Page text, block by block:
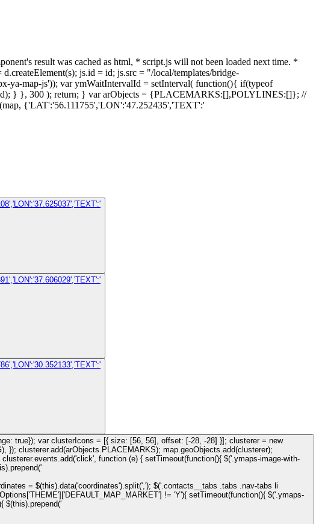
result was cached as html, * script.js will not been loaded next time. *
js.id = id; js.src = "/local/templates/bridge-
ya-map-js')); var ymWaitIntervalId = setInterval( function(){ if(typeof
} }, 300 ); return; } var arObjects = {PLACEMARKS:[],POLYLINES:[]}; //
{'LAT':'56.111755','LON':'47.252435','TEXT':'
true}); var clusterIcons = [{ size: [56, 56], offset: [-28, -28] }]; clusterer = new
clusterer.add(arObjects.PLACEMARKS); map.geoObjects.add(clusterer);
function (e) { setTimeout(function(){ $('.ymaps-image-with-
= $(this).data('coordinates').split(','); $('.contacts__tabs .tabs .nav-tabs li
!= 'Y'){ setTimeout(function(){ $('.ymaps-
$(this).prepend('